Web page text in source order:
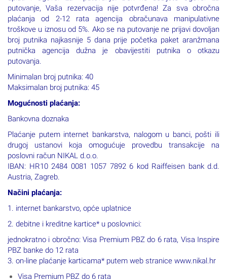
uplati i Ugovor za putovanje. Dok ne dobijete Ugovor za
putovanje, Vaša rezervacija nije potvrđena! Za sva obročna
plaćanja od 2-12 rata agencija obračunava manipulativne
troškove u iznosu od 5%. Ako se na putovanje ne prijavi dovoljan
broj putnika najkasnije 5 dana prije početka paket aranžmana
putnička agencija dužna je obavijestiti putnika o otkazu
Minimalan broj putnika: 40
Plaćanje putem internet bankarstva, nalogom u banci, pošti ili
drugoj ustanovi koja omogućuje provedbu transakcije na
poslovni račun NIKAL d.o.o.
IBAN: HR10 2484 0081 1057 7892 6 kod Raiffeisen bank d.d.
jednokratno i obročno: Visa Premium PBZ do 6 rata, Visa Inspire
PBZ banke do 12 rata